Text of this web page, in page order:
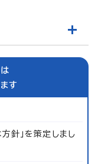
す
針」を策定しまし